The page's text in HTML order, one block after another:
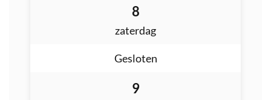
zaterdag
8
Gesloten
9